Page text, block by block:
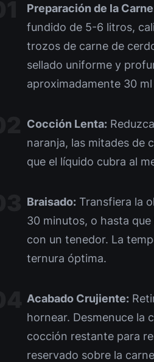
Preparación de la
fundido de 5-6 litros,
trozos de carne de
sellado uniforme y
aproximadamente 30 ml
Cocción Lenta:
naranja, las mitades de
que el líquido cubra al
Braisado: Transfiera la
30 minutos, o hasta
con un tenedor. La
ternura óptima.
Acabado Crujiente:
hornear. Desmenuce la
cocción restante para
reservado sobre la